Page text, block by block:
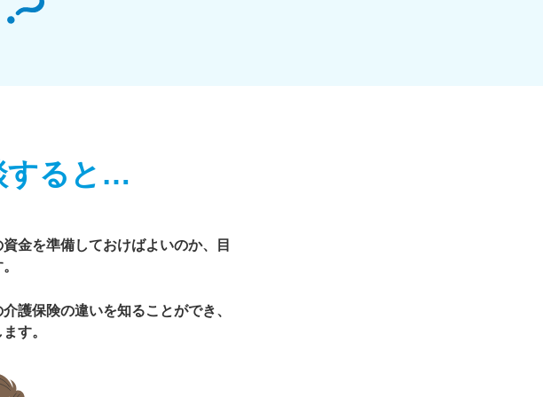
すると…
金を準備しておけばよいのか、目
護保険の違いを知ることができ、
す。